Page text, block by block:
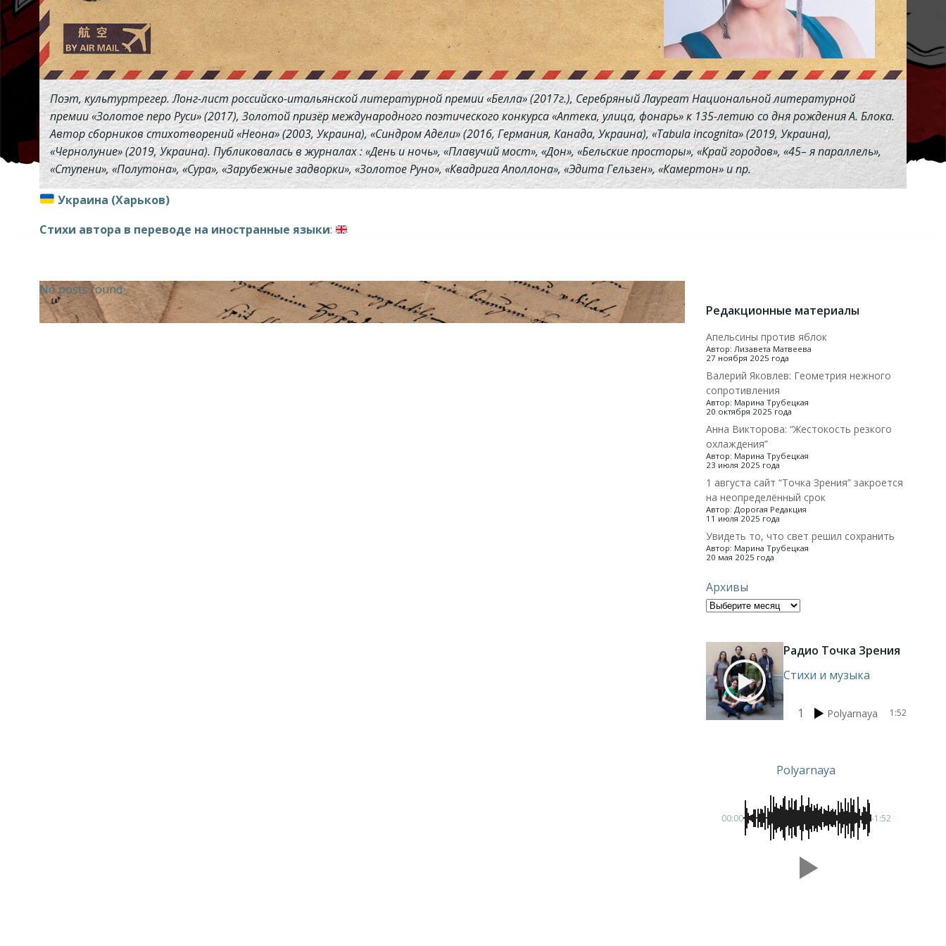
Поэт, культуртрегер. Лонг-лист российско-итальянской литературной премии «Белла» (2017г.), Серебряный Лауреат Национальной литературной
премии «Золотое перо Руси» (2017), Золотой призёр международного поэтического конкурса «Аптека, улица, фонарь» к 135-летию со дня рождения А. Блока.
Автор сборников стихотворений «Неона» (2003, Украина), «Синдром Адели» (2016, Германия, Канада, Украина), «Tabula incognita» (2019, Украина),
«Чернолуние» (2019, Украина). Публиковалась в журналах : «День и ночь», «Плавучий мост», «Дон», «Бельские просторы», «Край городов», «45– я параллель»,
«Ступени», «Полутона», «Сура», «Зарубежные задворки», «Золотое Руно», «Квадрига Аполлона», «Эдита Гельзен», «Камертон» и пр.
Украина (Харьков)
Стихи автора в переводе на иностранные языки:
No posts found
Редакционные материалы
Апельсины против яблок
Автор: Лизавета Матвеева
27 ноября 2025 года
Валерий Яковлев: Геометрия нежного
сопротивления
Автор: Марина Трубецкая
20 октября 2025 года
Анна Викторова: “Жестокость резкого
охлаждения”
Автор: Марина Трубецкая
23 июля 2025 года
1 августа сайт “Точка Зрения” закроется
на неопределённый срок
Автор: Дорогая Редакция
11 июля 2025 года
Увидеть то, что свет решил сохранить
Автор: Марина Трубецкая
20 мая 2025 года
Архивы
Радио Точка Зрения
Стихи и музыка
1 Polyarnaya 1:52
Polyarnaya
00:00 -1:52